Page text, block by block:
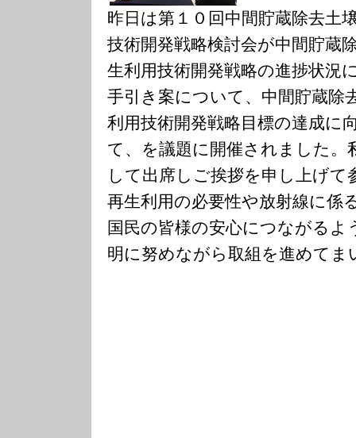
昨日は第１０回中間貯蔵除去土
技術開発戦略検討会が中間貯蔵
生利用技術開発戦略の進捗状況
手引き案について、中間貯蔵除
利用技術開発戦略目標の達成に
て、を議題に開催されました。
して出席しご挨拶を申し上げて
再生利用の必要性や放射線に係
国民の皆様の安心につながるよ
明に努めながら取組を進めてま